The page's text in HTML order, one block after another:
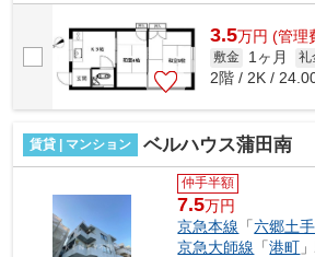
す。最上階のアパートです。道が平坦だと...
3.5万円 (管理
敷金 1ヶ月 礼
2階 / 2K /
賃貸 | マンション ベルハウス蒲田南
仲手半額
7.5万円
京急本線 「六郷土手
京急大師線 「港町